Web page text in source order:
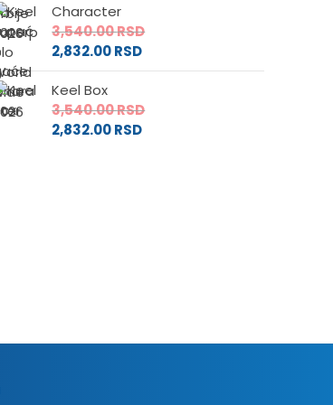
Character
3,540.00RSD
2,832.00RSD
Keel Box
3,540.00RSD
2,832.00RSD